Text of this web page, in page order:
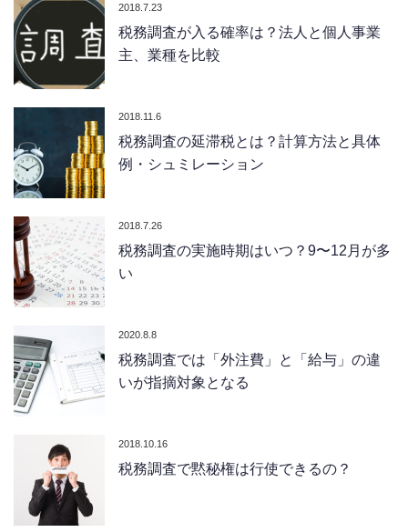
2018.7.23
税務調査が入る確率は？法人と個人事業
主、業種を比較
2018.11.6
税務調査の延滞税とは？計算方法と具体
例・シュミレーション
2018.7.26
税務調査の実施時期はいつ？9〜12月が多
い
2020.8.8
税務調査では「外注費」と「給与」の違
いが指摘対象となる
2018.10.16
税務調査で黙秘権は行使できるの？